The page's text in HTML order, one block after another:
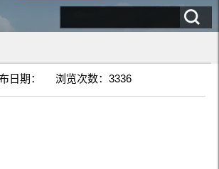
日期： 浏览次数： 3336